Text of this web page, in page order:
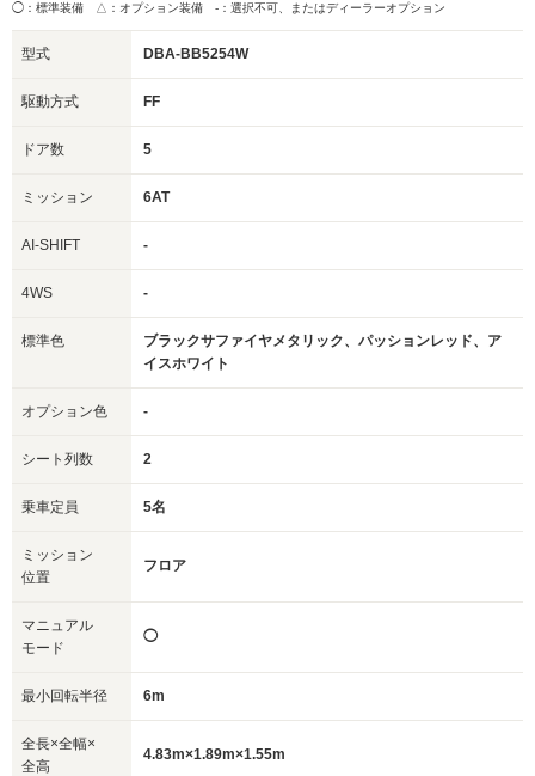
◯：標準装備 △：オプション装備 -：選択不可、またはディーラーオプション
型式 DBA-BB5254W
駆動方式 FF
ドア数 5
ミッション 6AT
AI-SHIFT -
4WS -
標準色
ブラックサファイヤメタリック、パッションレッド、ア
イスホワイト
オプション色 -
シート列数 2
乗車定員 5名
ミッション
位置
フロア
マニュアル
モード
◯
最小回転半径 6m
全長×全幅×
全高
4.83m×1.89m×1.55m